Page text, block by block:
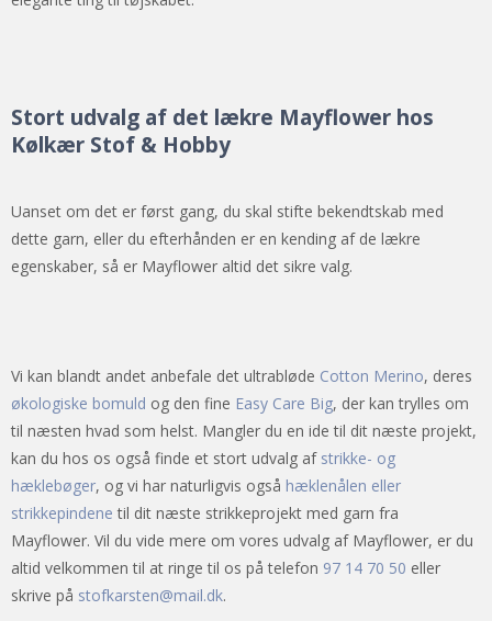
Stort udvalg af det lækre Mayflower hos
Kølkær Stof & Hobby
Uanset om det er først gang, du skal stifte bekendtskab med
dette garn, eller du efterhånden er en kending af de lækre
egenskaber, så er Mayflower altid det sikre valg.
Vi kan blandt andet anbefale det ultrabløde Cotton Merino, deres
økologiske bomuld og den fine Easy Care Big, der kan trylles om
til næsten hvad som helst. Mangler du en ide til dit næste projekt,
kan du hos os også finde et stort udvalg af strikke- og
hæklebøger, og vi har naturligvis også hæklenålen eller
strikkepindene til dit næste strikkeprojekt med garn fra
Mayflower. Vil du vide mere om vores udvalg af Mayflower, er du
altid velkommen til at ringe til os på telefon 97 14 70 50 eller
skrive på stofkarsten@mail.dk.